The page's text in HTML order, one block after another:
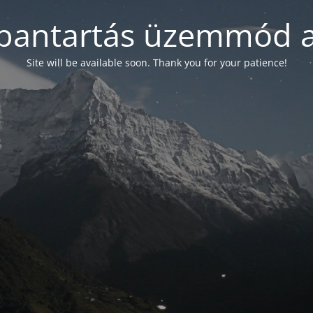
üzemmód
Site will be available soon. Thank you for your patience!